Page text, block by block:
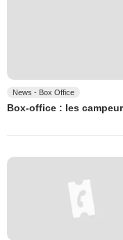
News - Box Office
Box-office : les